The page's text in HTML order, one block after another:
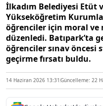
İlkadım Belediyesi Etüt
Yükseköğretim
öğrenciler için moral
düzenledi. Batıpark’ta
öğrenciler sınav
geçirme fırsatı buldu.
14 Haziran 2026 13:31 Güncelleme: 22